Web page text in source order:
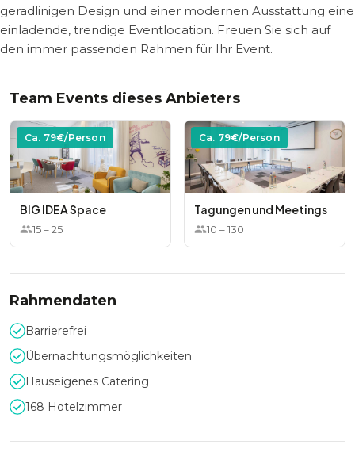
geradlinigen Design und einer modernen Ausstattung eine
einladende, trendige Eventlocation. Freuen Sie sich auf
den immer passenden Rahmen für Ihr Event.
Team Events dieses Anbieters
Ca. 79€/Person
BIG IDEA Space
15–25
Ca. 79€/Person
Tagungen und Meetings
10 –130
Rahmendaten
Barrierefrei
Übernachtungsmöglichkeiten
Hauseigenes Catering
168 Hotelzimmer